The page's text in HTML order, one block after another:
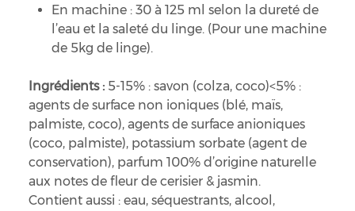
En machine : 30 à 125 ml selon la dureté de
l’eau et la saleté du linge. (Pour une machine
de 5kg de linge).
Ingrédients :5-15% : savon (colza, coco)<5% :
agents de surface non ioniques (blé, maïs,
palmiste, coco), agents de surface anioniques
(coco, palmiste), potassium sorbate (agent de
conservation), parfum 100% d’origine naturelle
aux notes de fleur de cerisier & jasmin.
Contient aussi : eau, séquestrants, alcool,